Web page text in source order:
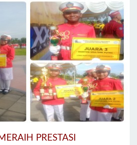
PRESTASI